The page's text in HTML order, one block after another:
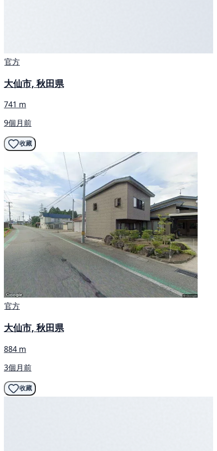
官方
大仙市, 秋田県
741 m
9個月前
收藏
官方
大仙市, 秋田県
884 m
3個月前
收藏